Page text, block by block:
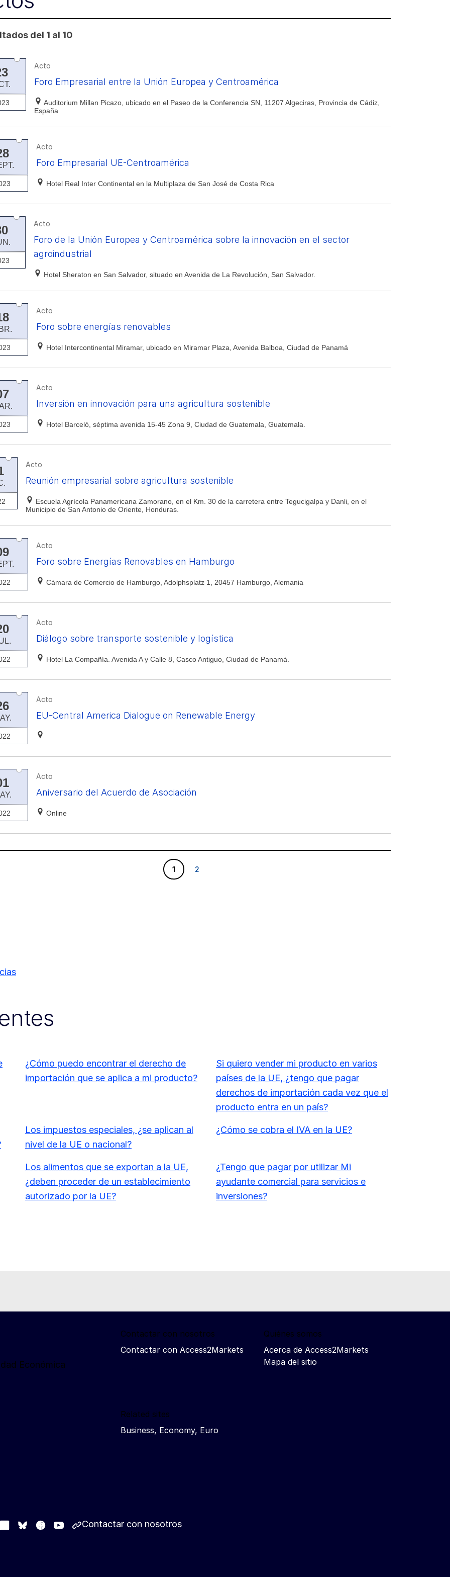
del 1 al 10
Acto
Foro Empresarial entre la Unión Europea y Centroamérica
Auditorium Millan Picazo, ubicado en el Paseo de la Conferencia SN, 11207 Algeciras, Provincia de Cádiz,
España
Acto
Foro Empresarial UE-Centroamérica
Hotel Real Inter Continental en la Multiplaza de San José de Costa Rica
Acto
Foro de la Unión Europea y Centroamérica sobre la innovación en el sector
agroindustrial
Hotel Sheraton en San Salvador, situado en Avenida de La Revolución, San Salvador.
Acto
Foro sobre energías renovables
Hotel Intercontinental Miramar, ubicado en Miramar Plaza, Avenida Balboa, Ciudad de Panamá
Acto
Inversión en innovación para una agricultura sostenible
Hotel Barceló, séptima avenida 15-45 Zona 9, Ciudad de Guatemala, Guatemala.
Acto
Reunión empresarial sobre agricultura sostenible
Escuela Agrícola Panamericana Zamorano, en el Km. 30 de la carretera entre Tegucigalpa y Danli, en el
Municipio de San Antonio de Oriente, Honduras.
Acto
Foro sobre Energías Renovables en Hamburgo
Cámara de Comercio de Hamburgo, Adolphsplatz 1, 20457 Hamburgo, Alemania
Acto
Diálogo sobre transporte sostenible y logística
Hotel La Compañía. Avenida A y Calle 8, Casco Antiguo, Ciudad de Panamá.
Acto
EU-Central America Dialogue on Renewable Energy
Acto
Aniversario del Acuerdo de Asociación
Online
1
1 2
2
¿Cómo puedo encontrar el derecho de
importación que se aplica a mi producto?
Si quiero vender mi producto en varios
países de la UE, ¿tengo que pagar
derechos de importación cada vez que el
producto entra en un país?
Los impuestos especiales, ¿se aplican al
nivel de la UE o nacional?
¿Cómo se cobra el IVA en la UE?
Los alimentos que se exportan a la UE,
¿deben proceder de un establecimiento
autorizado por la UE?
¿Tengo que pagar por utilizar Mi
ayudante comercial para servicios e
inversiones?
Económica
Contactar con nosotros
Contactar con Access2Markets
Quiénes somos
Acerca de Access2Markets
Mapa del sitio
Related sites
Business, Economy, Euro
LinkedIn
Bluesky
FacebookYoutubeOther networks
Contactar con nosotros